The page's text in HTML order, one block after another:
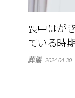
喪中はが
ている時
葬儀 2024.04.30